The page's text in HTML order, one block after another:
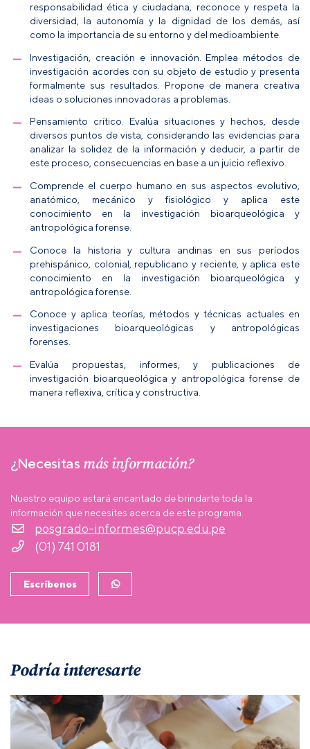
responsabilidad ética y ciudadana, reconoce y respeta la
diversidad, la autonomía y la dignidad de los demás, así
como la importancia de su entorno y del medioambiente.
Investigación, creación e innovación. Emplea métodos de
investigación acordes con su objeto de estudio y presenta
formalmente sus resultados. Propone de manera creativa
ideas o soluciones innovadoras a problemas.
Pensamiento crítico. Evalúa situaciones y hechos, desde
diversos puntos de vista, considerando las evidencias para
analizar la solidez de la información y deducir, a partir de
este proceso, consecuencias en base a un juicio reflexivo.
Comprende el cuerpo humano en sus aspectos evolutivo,
anatómico, mecánico y fisiológico y aplica este
conocimiento en la investigación bioarqueológica y
antropológica forense.
Conoce la historia y cultura andinas en sus períodos
prehispánico, colonial, republicano y reciente, y aplica este
conocimiento en la investigación bioarqueológica y
antropológica forense.
Conoce y aplica teorías, métodos y técnicas actuales en
investigaciones bioarqueológicas y antropológicas
forenses.
Evalúa propuestas, informes, y publicaciones de
investigación bioarqueológica y antropológica forense de
manera reflexiva, crítica y constructiva.
¿Necesitas más información?
Nuestro equipo estará encantado de brindarte toda la
información que necesites acerca de este programa.
posgrado-informes@pucp.edu.pe
(01) 741 0181
Escríbenos
Podría interesarte